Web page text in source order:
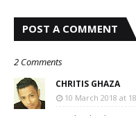
POST A COMMENT
2 Comments
CHRITIS GHAZA
10 March 2018 at